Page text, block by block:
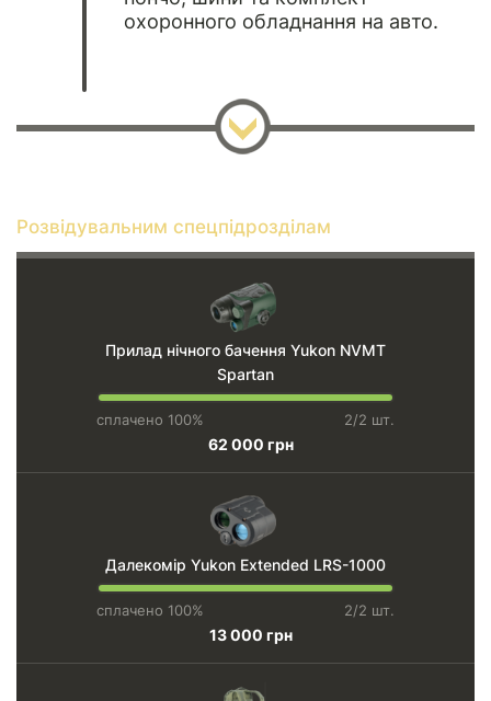
охоронного обладнання на авто.
Розвідувальним спецпідрозділам
Прилад нічного бачення Yukon NVMT
Spartan
сплачено 100% 2/2 шт.
62 000 грн
Далекомір Yukon Extended LRS-1000
сплачено 100% 2/2 шт.
13 000 грн